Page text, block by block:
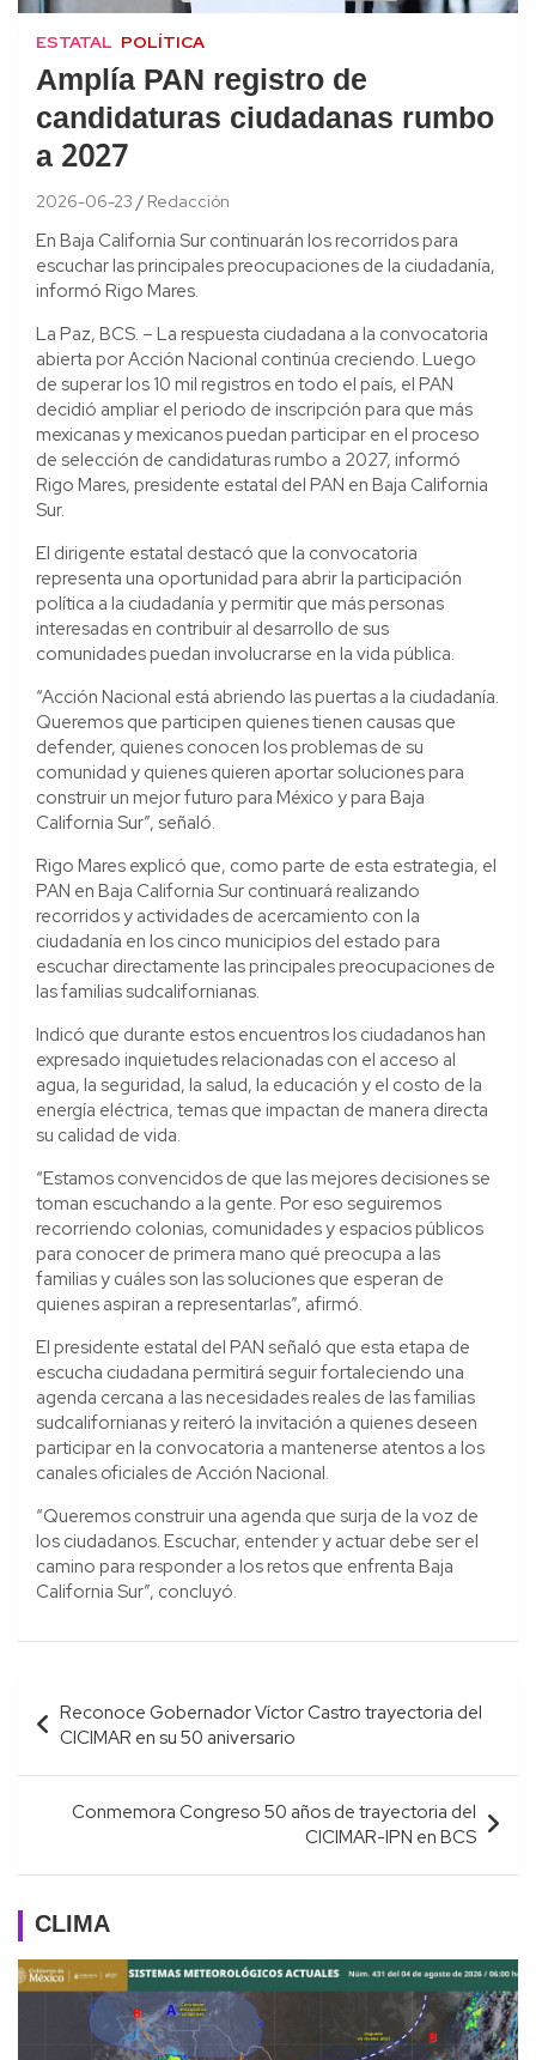
ESTATAL POLÍTICA
Amplía PAN registro de
candidaturas ciudadanas rumbo
a 2027
2026-06-23 Redacción
En Baja California Sur continuarán los recorridos para
escuchar las principales preocupaciones de la ciudadanía,
informó Rigo Mares.
La Paz, BCS. – La respuesta ciudadana a la convocatoria
abierta por Acción Nacional continúa creciendo. Luego
de superar los 10 mil registros en todo el país, el PAN
decidió ampliar el periodo de inscripción para que más
mexicanas y mexicanos puedan participar en el proceso
de selección de candidaturas rumbo a 2027, informó
Rigo Mares, presidente estatal del PAN en Baja California
Sur.
El dirigente estatal destacó que la convocatoria
representa una oportunidad para abrir la participación
política a la ciudadanía y permitir que más personas
interesadas en contribuir al desarrollo de sus
comunidades puedan involucrarse en la vida pública.
“Acción Nacional está abriendo las puertas a la ciudadanía.
Queremos que participen quienes tienen causas que
defender, quienes conocen los problemas de su
comunidad y quienes quieren aportar soluciones para
construir un mejor futuro para México y para Baja
California Sur”, señaló.
Rigo Mares explicó que, como parte de esta estrategia, el
PAN en Baja California Sur continuará realizando
recorridos y actividades de acercamiento con la
ciudadanía en los cinco municipios del estado para
escuchar directamente las principales preocupaciones de
las familias sudcalifornianas.
Indicó que durante estos encuentros los ciudadanos han
expresado inquietudes relacionadas con el acceso al
agua, la seguridad, la salud, la educación y el costo de la
energía eléctrica, temas que impactan de manera directa
su calidad de vida.
“Estamos convencidos de que las mejores decisiones se
toman escuchando a la gente. Por eso seguiremos
recorriendo colonias, comunidades y espacios públicos
para conocer de primera mano qué preocupa a las
familias y cuáles son las soluciones que esperan de
quienes aspiran a representarlas”, afirmó.
El presidente estatal del PAN señaló que esta etapa de
escucha ciudadana permitirá seguir fortaleciendo una
agenda cercana a las necesidades reales de las familias
sudcalifornianas y reiteró la invitación a quienes deseen
participar en la convocatoria a mantenerse atentos a los
canales oficiales de Acción Nacional.
“Queremos construir una agenda que surja de la voz de
los ciudadanos. Escuchar, entender y actuar debe ser el
camino para responder a los retos que enfrenta Baja
California Sur”, concluyó.
Navegación
de
entradas
Reconoce Gobernador Víctor Castro trayectoria del
CICIMAR en su 50 aniversario
Conmemora Congreso 50 años de trayectoria del
CICIMAR-IPN en BCS
CLIMA